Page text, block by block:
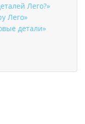
Лего?»
Лего»
детали»